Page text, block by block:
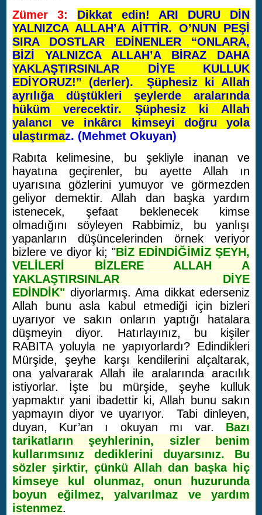
Zümer 3: Dikkat edin! ARI DURU DİN
YALNIZCA ALLAH’A AİTTİR. O’NUN PEŞİ
SIRA DOSTLAR EDİNENLER “ONLARA,
BİZİ YALNIZCA ALLAH’A BİRAZ DAHA
YAKLAŞTIRSINLAR DİYE KULLUK
EDİYORUZ!” (derler). Şüphesiz ki Allah
ayrılığa düştükleri şeylerde aralarında
hüküm verecektir. Şüphesiz ki Allah
yalancı ve inkârcı kimseyi doğru yola
ulaştırmaz. (Mehmet Okuyan)
Rabıta kelimesine, bu şekliyle inanan ve
hayatına geçirenler, bu ayette Allah ın
uyarısına gözlerini yumuyor ve görmezden
geliyor demektir. Allah dan başka yardım
istenecek, şefaat beklenecek kimse
olmadığını söyleyen Rabbimiz, bu yanlışı
yapanların düşüncelerinden örnek veriyor
bizlere ve diyor ki; "BİZ EDİNDİĞİMİZ ŞEYH,
VELİLERİ BİZLERE ALLAH A
YAKLAŞTIRSINLAR DİYE
EDİNDİK" diyorlarmış. Ama dikkat ederseniz
Allah bunu asla kabul etmediği için bizleri
uyarıyor ve sakın onların yaptığı hatalara
düşmeyin diyor. Hatırlayınız, bu kişiler
RABITA yoluyla ne yapıyorlardı? Edindikleri
Mürşide, şeyhe karşı kendilerini alçaltarak,
ona yalvararak Allah ile aralarında aracılık
istiyorlar. İşte bu mürşide, şeyhe kulluk
yapmaktır yani ibadettir ki, Allah bunu sakın
yapmayın diyor ve uyarıyor. Tabi dinleyen,
duyan, Kur’an ı okuyan mı var. Bazı
tarikatların şeyhlerinin, sizler benim
kullarımsınız dediklerini duyarsınız. Bu
sözler şirktir, çünkü Allah dan başka hiç
kimseye kul olunmaz, onun huzurunda
boyun eğilmez, yalvarılmaz ve yardım
istenmez.